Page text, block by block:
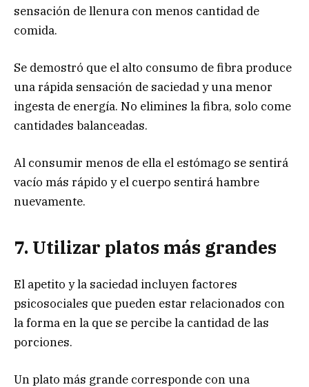
sensación de llenura con menos cantidad de
comida.
Se demostró que el alto consumo de fibra produce
una rápida sensación de saciedad y una menor
ingesta de energía. No elimines la fibra, solo come
cantidades balanceadas.
Al consumir menos de ella el estómago se sentirá
vacío más rápido y el cuerpo sentirá hambre
nuevamente.
7. Utilizar platos más grandes
El apetito y la saciedad incluyen factores
psicosociales que pueden estar relacionados con
la forma en la que se percibe la cantidad de las
porciones.
Un plato más grande corresponde con una